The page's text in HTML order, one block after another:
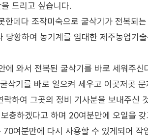
드리고 싶습니다.
데다 조작미숙으로 굴삭기가 전복되
황하여 농기계를 임대한 제주농업기
와서 전복된 굴삭기를 바로 세워주신
기를 바로 일으켜 세우고 이곳저곳
하여 그곳의 정비 기사분을 보내주신
충하겠다고 하며 20여분만에 오일을
여분만에 다시 사용할 수 있게되어 작